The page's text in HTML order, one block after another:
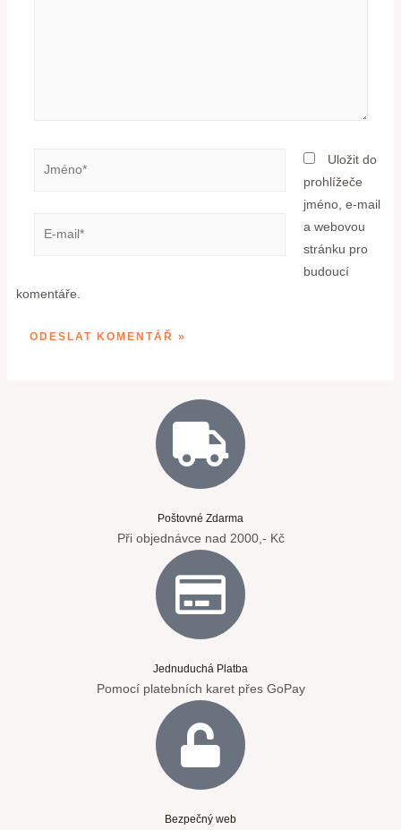
Uložit do
prohlížeče
jméno, e-mail
a webovou
stránku pro
budoucí
komentáře.
Poštovné Zdarma
Při objednávce nad 2000,- Kč
Jednuduchá Platba
Pomocí platebních karet přes GoPay
Bezpečný web